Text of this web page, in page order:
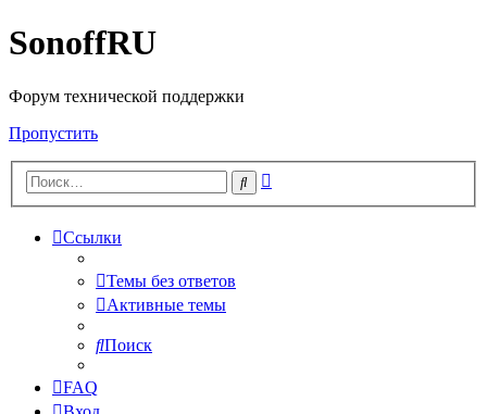
SonoffRU
Форум технической поддержки
Пропустить
Поиск
Ссылки
Темы без ответов
Активные темы
Поиск
FAQ